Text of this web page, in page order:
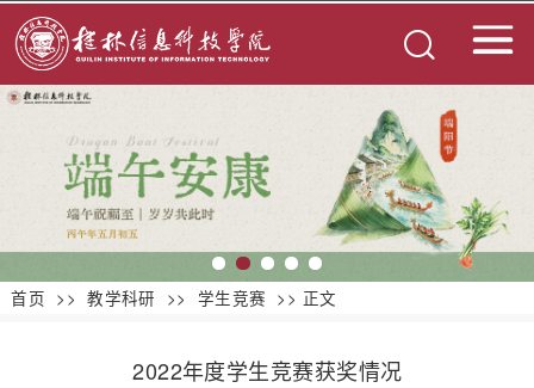
首页 >> 教学科研 >> 学生竞赛 >> 正文
2022年度学生竞赛获奖情况